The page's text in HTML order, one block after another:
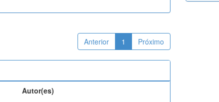
Anterior 1 Próximo
Autor(es)